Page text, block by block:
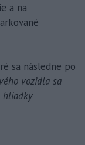
a na
sa následne po
vozidla sa
hliadky